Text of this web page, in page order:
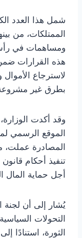
شمل هذا العدد
الممتلكات، من
ومساهمات في
هذه القرارات ضمن
لاسترجاع
بطرق غير
وقد أكدت
الموقع الرسمي
تنفيذ أحكام
أجل حماية المال
يُشار إلى أن
التحولات
الثورة، استنادًا